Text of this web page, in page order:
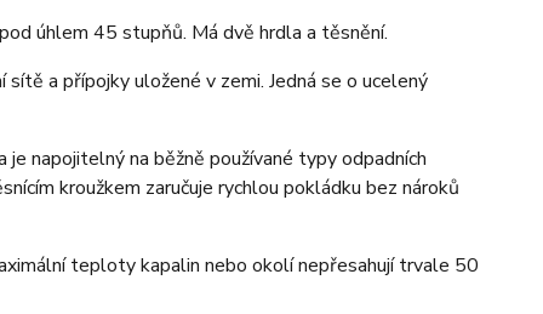
úhlem 45 stupňů. Má dvě hrdla a těsnění.
a přípojky uložené v zemi. Jedná se o ucelený
napojitelný na běžně používané typy odpadních
kroužkem zaručuje rychlou pokládku bez nároků
teploty kapalin nebo okolí nepřesahují trvale 50